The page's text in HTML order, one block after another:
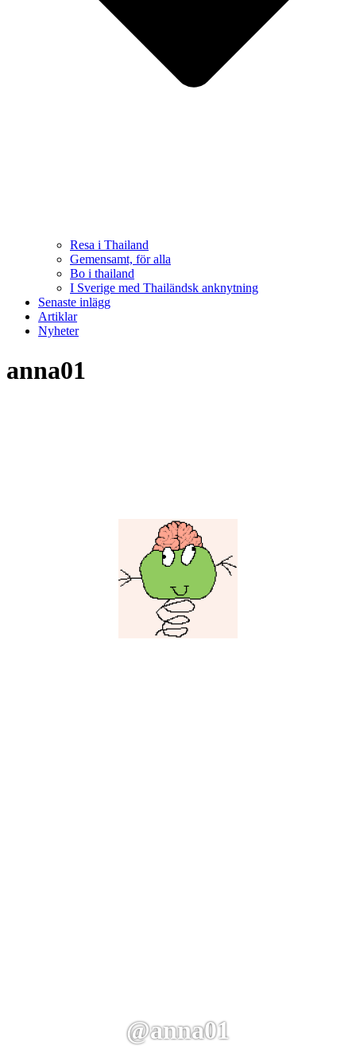
Resa i Thailand
Gemensamt, för alla
Bo i thailand
I Sverige med Thailändsk anknytning
Senaste inlägg
Artiklar
Nyheter
anna01
@anna01